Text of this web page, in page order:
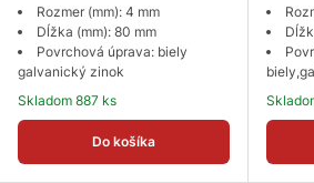
Rozmer (mm): 4 mm
Dĺžka (mm): 80 mm
Povrchová úprava: biely
galvanický zinok
Skladom 887 ks
Do košíka